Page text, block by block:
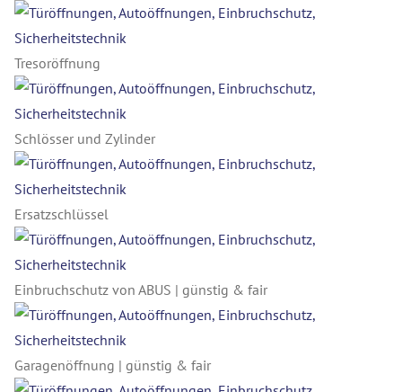
Tresoröffnung
Schlösser und Zylinder
Ersatzschlüssel
Einbruchschutz von ABUS | günstig & fair
Garagenöffnung | günstig & fair